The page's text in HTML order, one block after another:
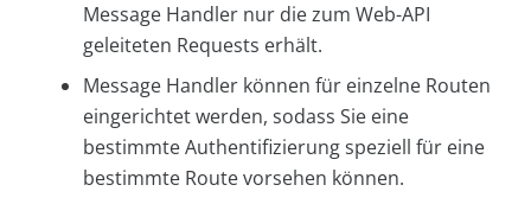
Message Handler nur die zum Web-API
geleiteten Requests erhält.
Message Handler können für einzelne Routen
eingerichtet werden, sodass Sie eine
bestimmte Authentifizierung speziell für eine
bestimmte Route vorsehen können.